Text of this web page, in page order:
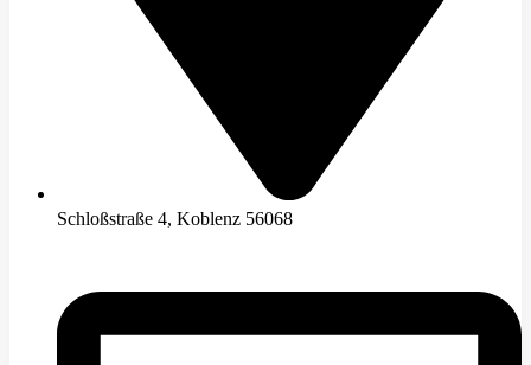
Schloßstraße 4, Koblenz 56068